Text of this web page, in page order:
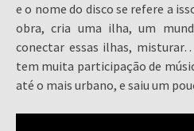
e o nome do disco se refere a
obra, cria uma ilha, um
conectar essas ilhas,
tem muita participação de
até o mais urbano, e saiu um